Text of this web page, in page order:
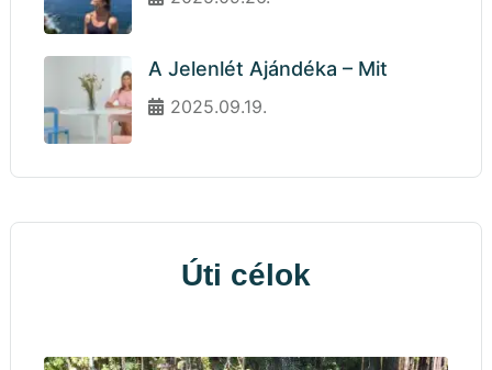
A Jelenlét Ajándéka – Mit
2025.09.19.
Úti célok